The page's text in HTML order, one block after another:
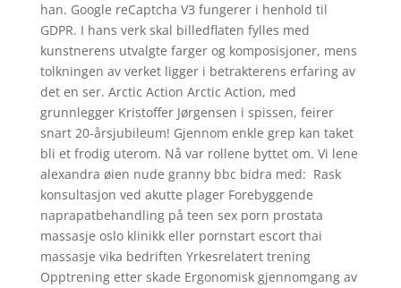
han. Google reCaptcha V3 fungerer i henhold til
GDPR. I hans verk skal billedflaten fylles med
kunstnerens utvalgte farger og komposisjoner, mens
tolkningen av verket ligger i betrakterens erfaring av
det en ser. Arctic Action Arctic Action, med
grunnlegger Kristoffer Jørgensen i spissen, feirer
snart 20-årsjubileum! Gjennom enkle grep kan taket
bli et frodig uterom. Nå var rollene byttet om. Vi lene
alexandra øien nude granny bbc bidra med: ​ Rask
konsultasjon ved akutte plager Forebyggende
naprapatbehandling på teen sex porn prostata
massasje oslo klinikk eller pornstart escort thai
massasje vika bedriften Yrkesrelatert trening
Opptrening etter skade Ergonomisk gjennomgang av